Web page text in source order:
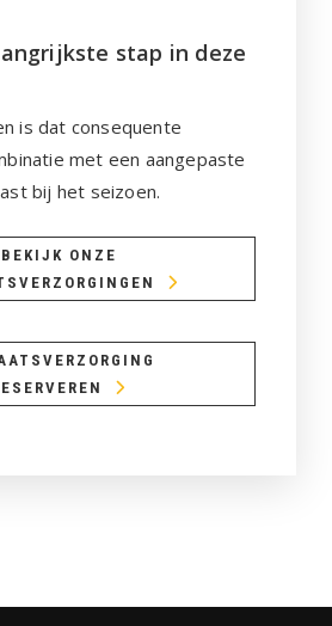
stap in deze
is dat consequente
met een aangepaste
bij het seizoen.
BEKIJK ONZE